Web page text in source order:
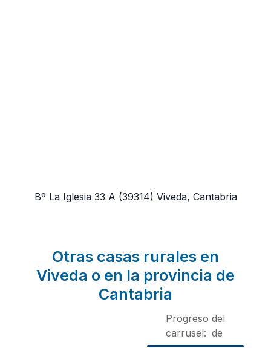
Bº La Iglesia 33 A (39314) Viveda, Cantabria
Otras casas rurales en
Viveda o en la provincia de
Cantabria
Progreso del
carrusel: de